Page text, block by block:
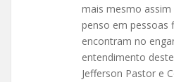
mais mesmo
penso em pessoas
encontram no
entendimento
Jefferson Pastor e